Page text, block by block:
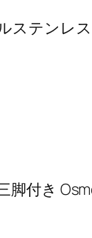
ステンレ
付き